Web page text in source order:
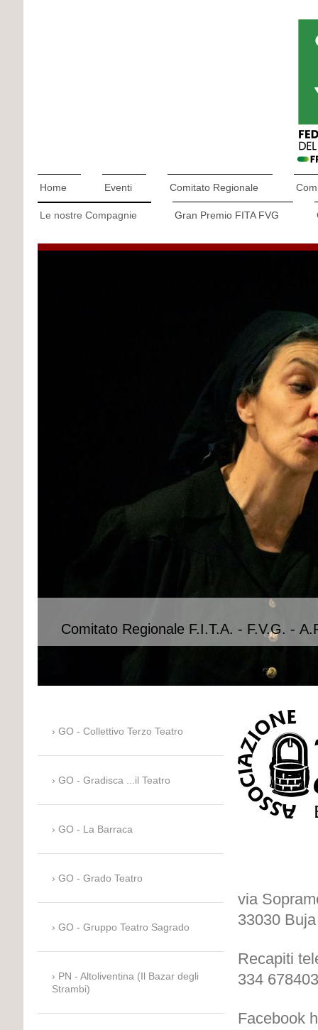
Home Eventi Comitato Regionale
Le nostre Compagnie Gran Premio FITA FVG
Comitato Regionale F.I.T.A. - F.V.G. -
via
33030
Recapiti
334
Facebook
GO - Collettivo Terzo Teatro
GO - Gradisca ...il Teatro
GO - La Barraca
GO - Grado Teatro
GO - Gruppo Teatro Sagrado
PN - Altoliventina (Il Bazar degli
Strambi)